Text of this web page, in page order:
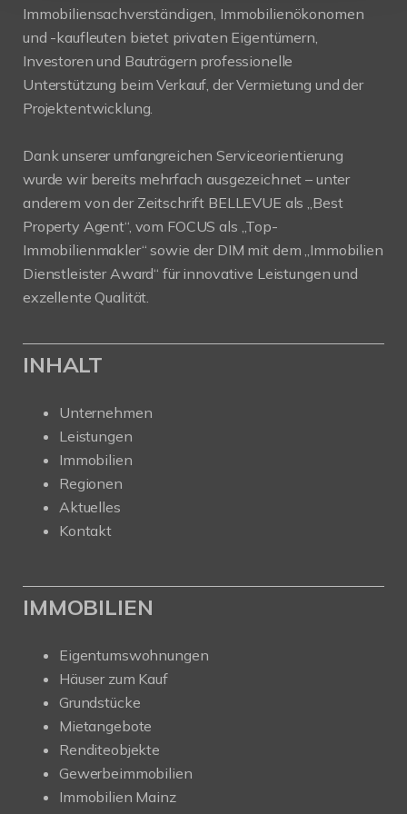
Immobiliensachverständigen, Immobilienökonomen
und -kaufleuten bietet privaten Eigentümern,
Investoren und Bauträgern professionelle
Unterstützung beim Verkauf, der Vermietung und der
Projektentwicklung.
Dank unserer umfangreichen Serviceorientierung
wurde wir bereits mehrfach ausgezeichnet – unter
anderem von der Zeitschrift BELLEVUE als „Best
Property Agent“, vom FOCUS als „Top-
Immobilienmakler“ sowie der DIM mit dem „Immobilien
Dienstleister Award“ für innovative Leistungen und
exzellente Qualität.
INHALT
Unternehmen
Leistungen
Immobilien
Regionen
Aktuelles
Kontakt
IMMOBILIEN
Eigentumswohnungen
Häuser zum Kauf
Grundstücke
Mietangebote
Renditeobjekte
Gewerbeimmobilien
Immobilien Mainz